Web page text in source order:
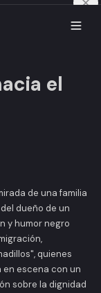
el
de una familia
dueño de un
y humor negro
quienes
escena con un
sobre la dignidad